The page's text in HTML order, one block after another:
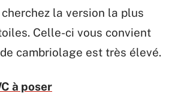
la version la plus
Celle-ci vous convient
cambriolage est très élevé.
à poser